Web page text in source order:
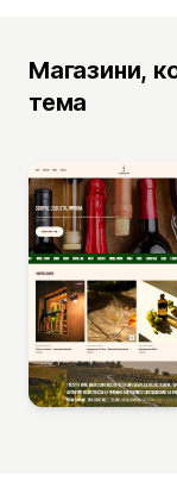
Магазини,
тема